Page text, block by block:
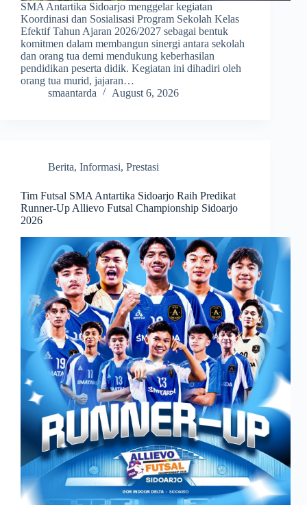
SMA Antartika Sidoarjo menggelar kegiatan
Koordinasi dan Sosialisasi Program Sekolah Kelas
Efektif Tahun Ajaran 2026/2027 sebagai bentuk
komitmen dalam membangun sinergi antara sekolah
dan orang tua demi mendukung keberhasilan
pendidikan peserta didik. Kegiatan ini dihadiri oleh
orang tua murid, jajaran…
smaantarda
August 6, 2026
Berita, Informasi, Prestasi
Tim Futsal SMA Antartika Sidoarjo Raih Predikat
Runner-Up Allievo Futsal Championship Sidoarjo
2026